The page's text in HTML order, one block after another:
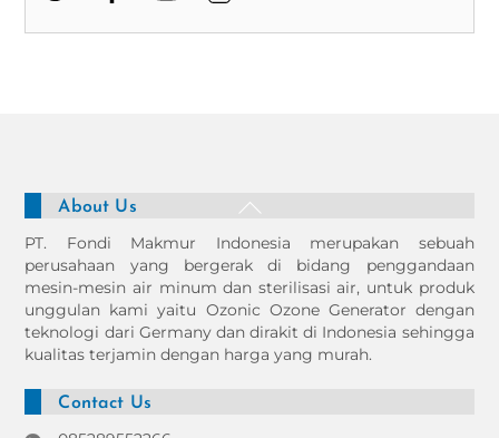
Back
Top
About Us
PT. Fondi Makmur Indonesia merupakan sebuah
perusahaan yang bergerak di bidang penggandaan
mesin-mesin air minum dan sterilisasi air, untuk produk
unggulan kami yaitu Ozonic Ozone Generator dengan
teknologi dari Germany dan dirakit di Indonesia sehingga
kualitas terjamin dengan harga yang murah.
Contact Us